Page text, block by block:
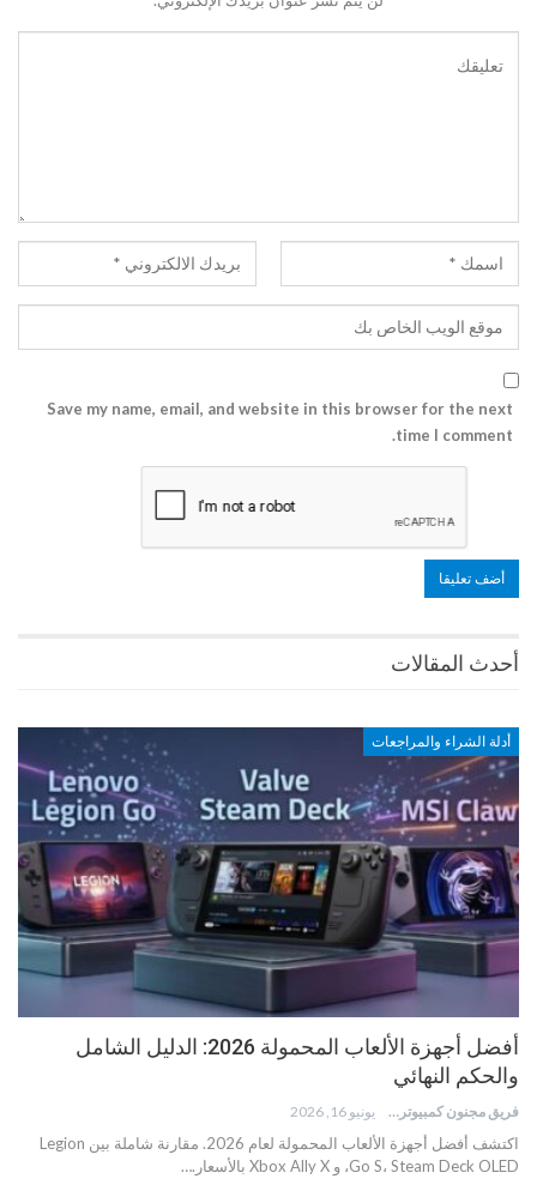
Save my name, email, and website in this browser for the next
time I comment.
أحدث المقالات
أدلة الشراء والمراجعات
أفضل أجهزة الألعاب المحمولة 2026: الدليل الشامل
والحكم النهائي
فريق مجنون كمبيوتر يونيو 16, 2026
اكتشف أفضل أجهزة الألعاب المحمولة لعام 2026. مقارنة شاملة بين Legion
Go S، Steam Deck OLED، و Xbox Ally X بالأسعار.…